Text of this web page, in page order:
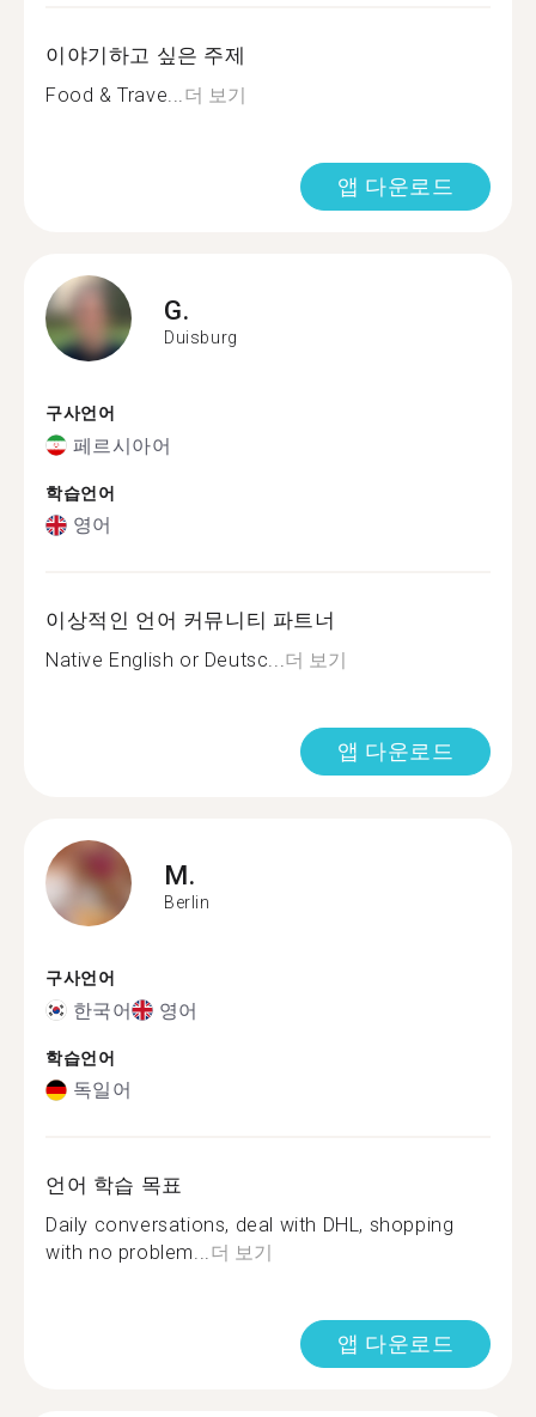
이야기하고 싶은 주제
Food & Trave...더 보기
앱 다운로드
G.
Duisburg
구사언어
페르시아어
학습언어
영어
이상적인 언어 커뮤니티 파트너
Native English or Deutsc...더 보기
앱 다운로드
M.
Berlin
구사언어
한국어 영어
학습언어
독일어
언어 학습 목표
Daily conversations, deal with DHL, shopping
with no problem...더 보기
앱 다운로드